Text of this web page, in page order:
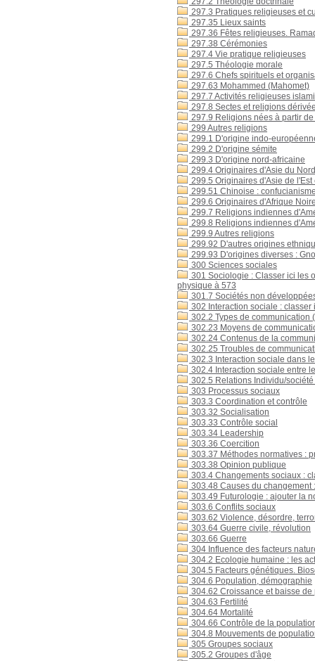
297.3 Pratiques religieuses et
297.35 Lieux saints
297.36 Fêtes religieuses.
297.38 Cérémonies
297.4 Vie pratique religieuses
297.5 Théologie morale
297.6 Chefs spirituels et
297.63 Mohammed (Mahomet)
297.7 Activités religieuses
297.8 Sectes et religions
297.9 Religions nées à partir
299 Autres religions
299.1 D'origine indo-
299.2 D'origine sémite
299.3 D'origine nord-africaine
299.4 Originaires d'Asie du
299.5 Originaires d'Asie de l'Est
299.51 Chinoise :
299.6 Originaires d'Afrique
299.7 Religions indiennes
299.8 Religions indiennes
299.9 Autres religions
299.92 D'autres origines
299.93 D'origines diverses :
300 Sciences sociales
301 Sociologie : Classer ici les
physique à 573
301.7 Sociétés non
302 Interaction sociale :
302.2 Types de communication
302.23 Moyens de
302.24 Contenus de la
302.25 Troubles de
302.3 Interaction sociale dans
302.4 Interaction sociale entre
302.5 Relations Individu/
303 Processus sociaux
303.3 Coordination et contrôle
303.32 Socialisation
303.33 Contrôle social
303.34 Leadership
303.36 Coercition
303.37 Méthodes normatives :
303.38 Opinion publique
303.4 Changements sociaux :
303.48 Causes du changement
303.49 Futurologie : ajouter la
303.6 Conflits sociaux
303.62 Violence, désordre,
303.64 Guerre civile, révolution
303.66 Guerre
304 Influence des facteurs
304.2 Ecologie humaine : les
304.5 Facteurs génétiques.
304.6 Population, démographie
304.62 Croissance et baisse de
304.63 Fertilité
304.64 Mortalité
304.66 Contrôle de la
304.8 Mouvements de
305 Groupes sociaux
305.2 Groupes d'âge